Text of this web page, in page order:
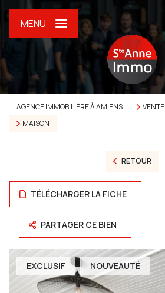
MENU
AGENCE IMMOBILIÈRE À AMIENS VENTE
MAISON
RETOUR
TÉLÉCHARGER LA FICHE
PARTAGER CE BIEN
EXCLUSIF NOUVEAUTÉ